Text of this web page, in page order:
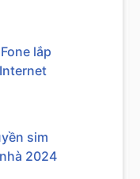
lắp
sim
2024